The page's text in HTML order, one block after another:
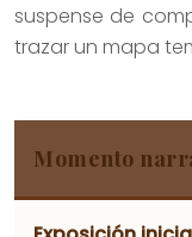
suspense de
trazar un mapa
Momento